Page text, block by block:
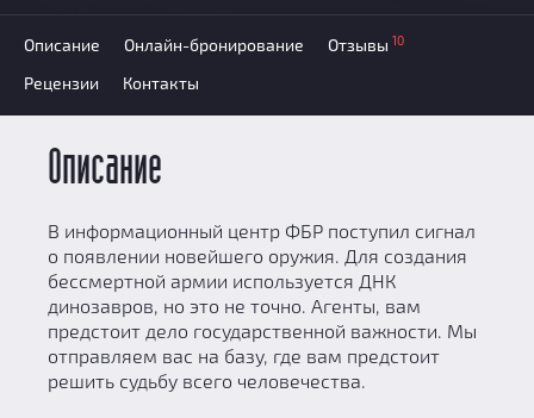
Описание Онлайн-бронирование Отзывы 10
Рецензии Контакты
Описание
В информационный центр ФБР поступил сигнал
о появлении новейшего оружия. Для создания
бессмертной армии используется ДНК
динозавров, но это не точно. Агенты, вам
предстоит дело государственной важности. Мы
отправляем вас на базу, где вам предстоит
решить судьбу всего человечества.